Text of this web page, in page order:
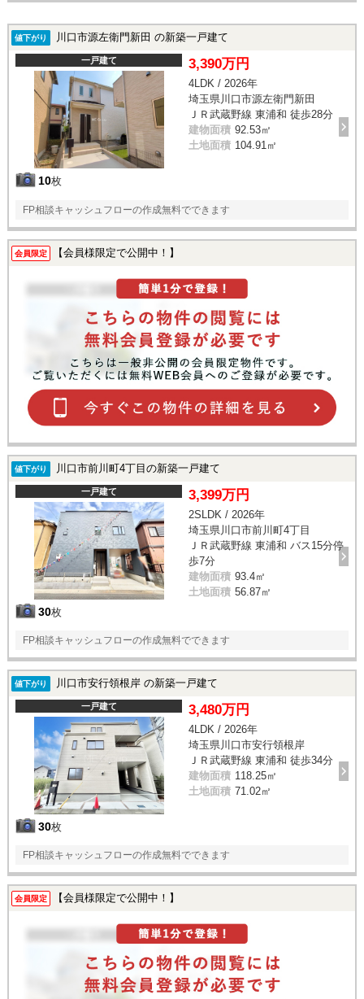
値下がり 川口市源左衛門新田 の新築一戸建て
一戸建て
10枚
3,390万円
4LDK / 2026年
埼玉県川口市源左衛門新田
ＪＲ武蔵野線 東浦和 徒歩28分
建物面積 92.53㎡
土地面積 104.91㎡
FP相談キャッシュフローの作成無料でできます
会員限定 【会員様限定で公開中！】
値下がり 川口市前川町4丁目の新築一戸建て
一戸建て
30枚
3,399万円
2SLDK / 2026年
埼玉県川口市前川町4丁目
ＪＲ武蔵野線 東浦和 バス15分停
歩7分
建物面積 93.4㎡
土地面積 56.87㎡
FP相談キャッシュフローの作成無料でできます
値下がり 川口市安行領根岸 の新築一戸建て
一戸建て
30枚
3,480万円
4LDK / 2026年
埼玉県川口市安行領根岸
ＪＲ武蔵野線 東浦和 徒歩34分
建物面積 118.25㎡
土地面積 71.02㎡
FP相談キャッシュフローの作成無料でできます
会員限定 【会員様限定で公開中！】